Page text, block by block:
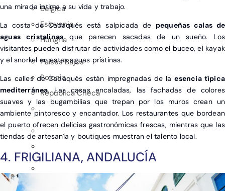
Bélgica
Eslovenia
Hungría
Países Bajos
Polonia
República Checa
una mirada íntima a su vida y trabajo.
La costa de Cadaqués está salpicada de pequeñas calas de
aguas cristalinasque parecen sacadas de un sueño. Los
visitantes pueden disfrutar de actividades como el buceo, el kayak
y el snorkel en estas aguas prístinas.
Las calles de Cadaqués están impregnadas de laesencia típica
mediterránea. Las casas encaladas, las fachadas de colores
suaves y las bugambilias que trepan por los muros crean un
ambiente pintoresco y encantador. Los restaurantes que bordean
el puerto ofrecen delicias gastronómicas frescas, mientras que las
tiendas de artesanía y boutiques muestran el talento local.
4. FRIGILIANA, ANDALUCÍA